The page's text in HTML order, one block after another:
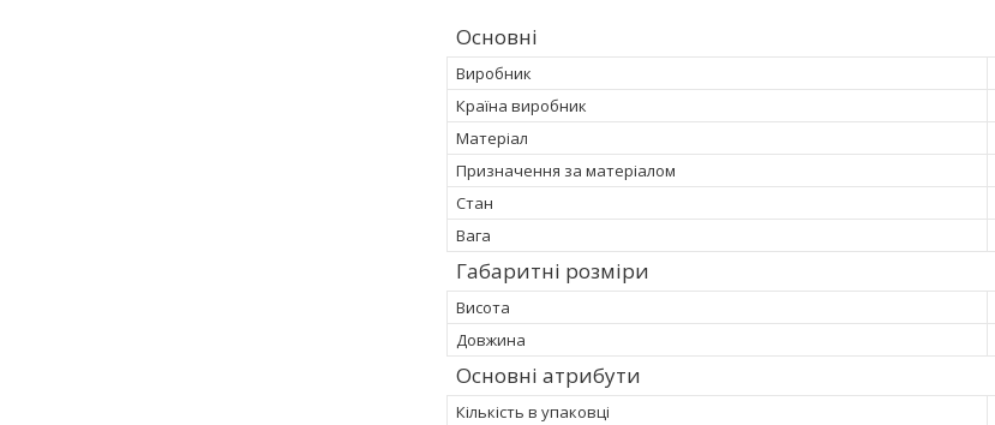
Основні
Виробник
Країна виробник
Матеріал
Призначення за матеріалом
Стан
Вага
Габаритні розміри
Висота
Довжина
Основні атрибути
Кількість в упаковці